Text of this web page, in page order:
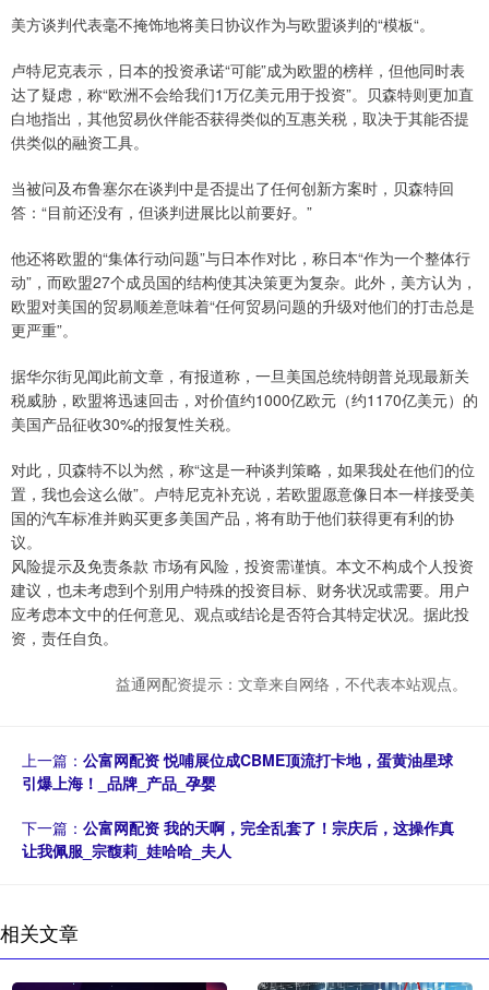
美方谈判代表毫不掩饰地将美日协议作为与欧盟谈判的“模板“。
卢特尼克表示，日本的投资承诺“可能”成为欧盟的榜样，但他同时表
达了疑虑，称“欧洲不会给我们1万亿美元用于投资”。贝森特则更加直
白地指出，其他贸易伙伴能否获得类似的互惠关税，取决于其能否提
供类似的融资工具。
当被问及布鲁塞尔在谈判中是否提出了任何创新方案时，贝森特回
答：“目前还没有，但谈判进展比以前要好。”
他还将欧盟的“集体行动问题”与日本作对比，称日本“作为一个整体行
动”，而欧盟27个成员国的结构使其决策更为复杂。此外，美方认为，
欧盟对美国的贸易顺差意味着“任何贸易问题的升级对他们的打击总是
更严重”。
据华尔街见闻此前文章，有报道称，一旦美国总统特朗普兑现最新关
税威胁，欧盟将迅速回击，对价值约1000亿欧元（约1170亿美元）的
美国产品征收30%的报复性关税。
对此，贝森特不以为然，称“这是一种谈判策略，如果我处在他们的位
置，我也会这么做”。卢特尼克补充说，若欧盟愿意像日本一样接受美
国的汽车标准并购买更多美国产品，将有助于他们获得更有利的协
议。
风险提示及免责条款 市场有风险，投资需谨慎。本文不构成个人投资
建议，也未考虑到个别用户特殊的投资目标、财务状况或需要。用户
应考虑本文中的任何意见、观点或结论是否符合其特定状况。据此投
资，责任自负。
益通网配资提示：文章来自网络，不代表本站观点。
上一篇： 公富网配资 悦哺展位成CBME顶流打卡地，蛋黄油星球
引爆上海！_品牌_产品_孕婴
下一篇： 公富网配资 我的天啊，完全乱套了！宗庆后，这操作真
让我佩服_宗馥莉_娃哈哈_夫人
相关文章